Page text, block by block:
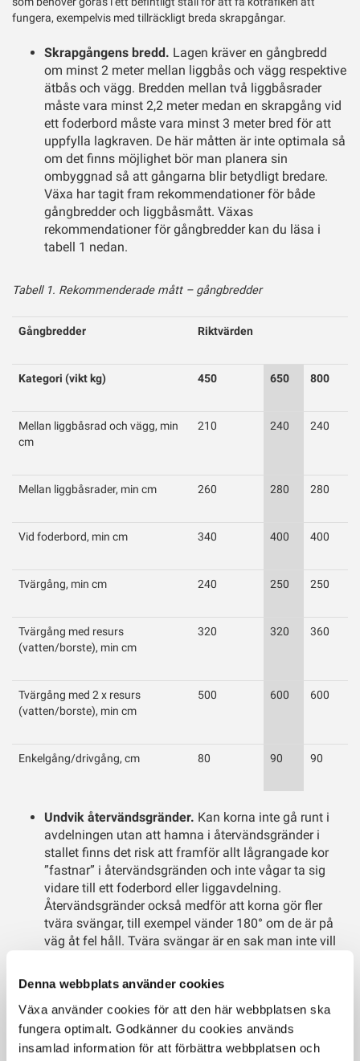
Denna webbplats använder cookies
Växa använder cookies för att den här webbplatsen ska
fungera optimalt. Godkänner du cookies används
insamlad information för att förbättra webbplatsen och
fungera, exempelvis med tillräckligt breda skrapgångar.
Skrapgångens bredd. Lagen kräver en gångbredd
om minst 2 meter mellan liggbås och vägg respektive
ätbås och vägg. Bredden mellan två liggbåsrader
måste vara minst 2,2 meter medan en skrapgång vid
ett foderbord måste vara minst 3 meter bred för att
uppfylla lagkraven. De här måtten är inte optimala så
om det finns möjlighet bör man planera sin
ombyggnad så att gångarna blir betydligt bredare.
Växa har tagit fram rekommendationer för både
gångbredder och liggbåsmått. Växas
rekommendationer för gångbredder kan du läsa i
tabell 1 nedan.
Tabell 1. Rekommenderade mått – gångbredder
Gångbredder Riktvärden
Kategori (vikt kg) 450 650 800
Mellan liggbåsrad och vägg, min
cm
210 240 240
Mellan liggbåsrader, min cm 260 280 280
Vid foderbord, min cm 340 400 400
Tvärgång, min cm 240 250 250
Tvärgång med resurs
(vatten/borste), min cm
320 320 360
Tvärgång med 2 x resurs
(vatten/borste), min cm
500 600 600
Enkelgång/drivgång, cm 80 90 90
Undvik återvändsgränder. Kan korna inte gå runt i
avdelningen utan att hamna i återvändsgränder i
stallet finns det risk att framför allt lågrangade kor
”fastnar” i återvändsgränden och inte vågar ta sig
vidare till ett foderbord eller liggavdelning.
Återvändsgränder också medför att korna gör fler
tvära svängar, till exempel vänder 180° om de är på
väg åt fel håll. Tvära svängar är en sak man inte vill
Undvik risken för korskontamination.
behöver man tänka igenom hur utfodringen ska
kunna genomföras utan att man riskerar att fodret
kommer i kontakt med gödsel från korna. I ett